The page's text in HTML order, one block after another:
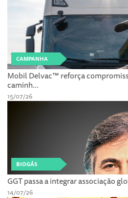
CAMPANHA
Mobil Delvac™ reforça
caminh...
15/07/26
BIOGÁS
GGT passa a integrar associação
14/07/26